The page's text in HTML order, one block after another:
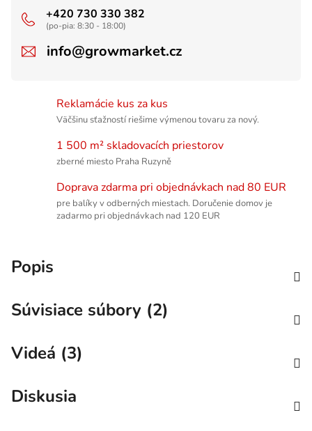
+420 730 330 382
(po-pia: 8:30 - 18:00)
info@growmarket.cz
Reklamácie kus za kus
Väčšinu sťažností riešime výmenou tovaru za nový.
1 500 m² skladovacích priestorov
zberné miesto Praha Ruzyně
Doprava zdarma pri objednávkach nad 80 EUR
pre balíky v odberných miestach. Doručenie domov je
zadarmo pri objednávkach nad 120 EUR
Popis
Súvisiace súbory (2)
Videá (3)
Diskusia